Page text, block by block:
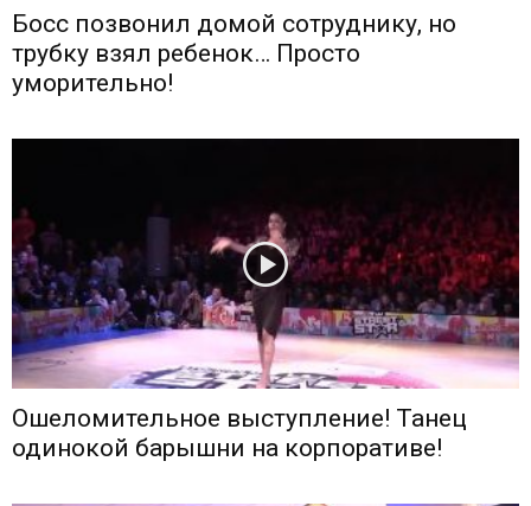
Босс позвонил домой сотруднику, но
трубку взял ребенок… Просто
уморительно!
Ошеломительное выступление! Танец
одинокой барышни на корпоративе!